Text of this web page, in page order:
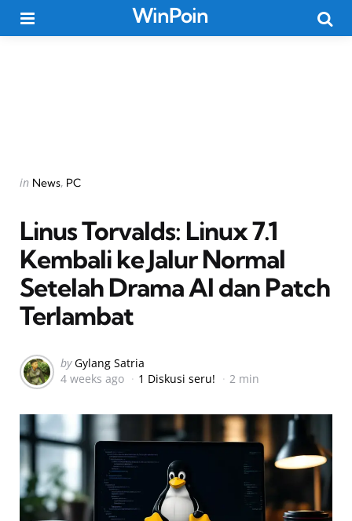
WinPoin
Categories
Posted
in News PC
Linus Torvalds: Linux 7.1
Kembali ke Jalur Normal
Setelah Drama AI dan Patch
Terlambat
Posted
by
by Gylang Satria
4 weeks ago
1 Diskusi seru! 2 min